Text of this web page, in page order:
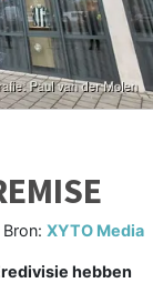
Bron: XYTO Media
hebben